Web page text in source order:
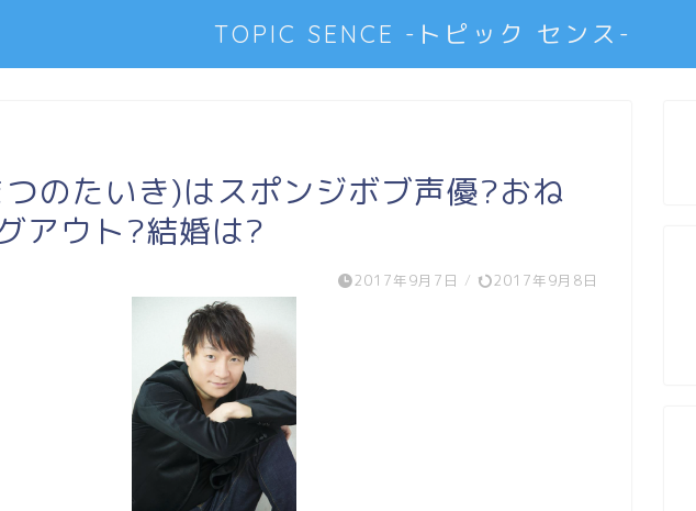
TOPIC SENCE -トピック センス-
のたいき)はスポンジボブ声優?おね
アウト?結婚は?
2017年9月7日 / 2017年9月8日